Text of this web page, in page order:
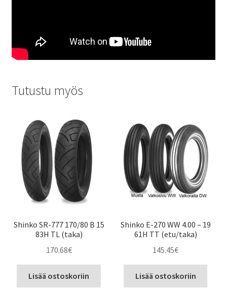
Tutustu myös
Shinko SR-777 170/80 B 15
83H TL (taka)
170.68€
Lisää ostoskoriin
Shinko E-270 WW 4.00 – 19
61H TT (etu/taka)
145.45€
Lisää ostoskoriin